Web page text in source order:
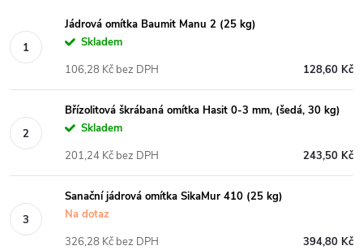
Jádrová omítka Baumit Manu 2 (25 kg)
Skladem
128,60 Kč
106,28 Kč bez DPH
Břízolitová škrábaná omítka Hasit 0-3 mm, (šedá, 30 kg)
Skladem
243,50 Kč
201,24 Kč bez DPH
Sanační jádrová omítka SikaMur 410 (25 kg)
Na dotaz
394,80 Kč
326,28 Kč bez DPH